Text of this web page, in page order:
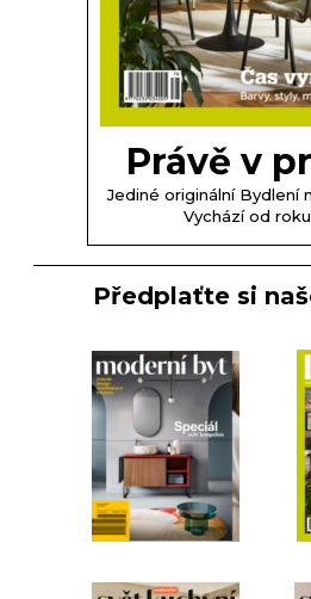
Právě v
Jediné originální Bydlení
Vychází od roku
Předplaťte si